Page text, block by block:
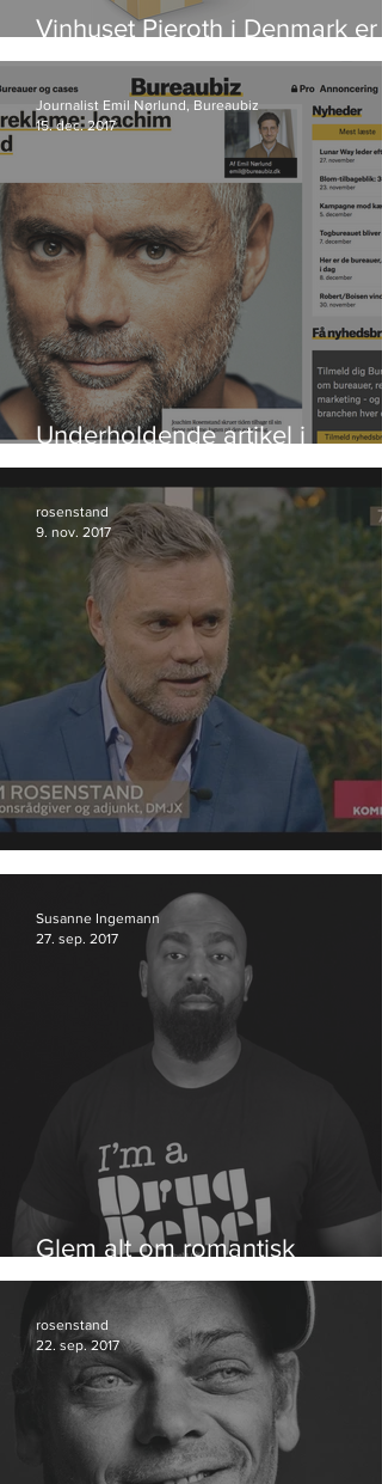
Vinhuset Pieroth i Denmark er
blevet til Noer & Kofod Wines
Underholdende artikel i
Bureaubiz
Journalist Emil Nørlund, Bureaubiz
15. dec. 2017
Anmeldelse af valgplakater
rosenstand
9. nov. 2017
Glem alt om romantisk
hippiehash
Susanne Ingemann
27. sep. 2017
rosenstand
22. sep. 2017